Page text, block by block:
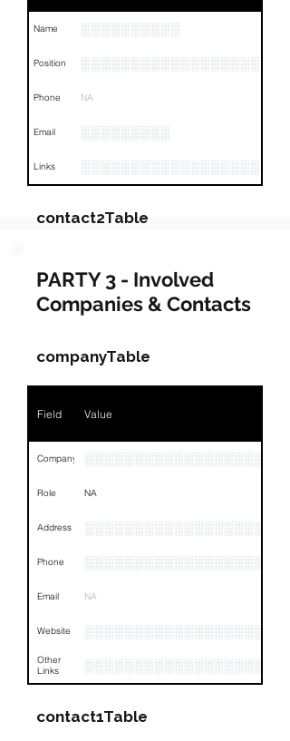
Name ░░░░░░░░░░
Position
Phone NA
Email ░░░░░░░░░
Links
contact2Table
Field Value
Name
Position
Phone NA
Email
Links NA
PARTY 3 - Involved
Companies & Contacts
companyTable
Field Value
Company
Role NA
Address
Phone
Email NA
Website
Other
Links
contact1Table